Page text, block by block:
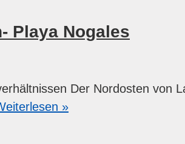
Playa Nogales
Der Nordosten von
»